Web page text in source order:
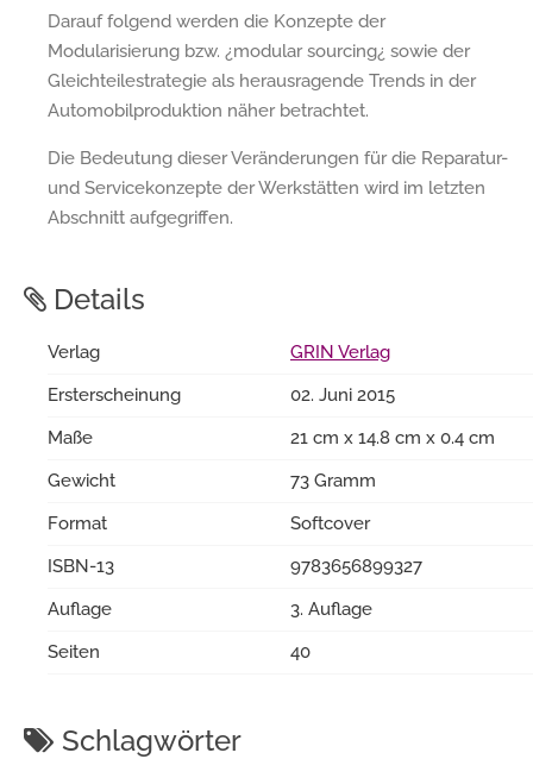
Darauf folgend werden die Konzepte der
Modularisierung bzw. ¿modular sourcing¿ sowie der
Gleichteilestrategie als herausragende Trends in der
Automobilproduktion näher betrachtet.
Die Bedeutung dieser Veränderungen für die Reparatur-
und Servicekonzepte der Werkstätten wird im letzten
Abschnitt aufgegriffen.
Details
Verlag
GRIN Verlag
Ersterscheinung
02. Juni 2015
Maße
21 cm x 14.8 cm x 0.4 cm
Gewicht
73 Gramm
Format
Softcover
ISBN-13
9783656899327
Auflage
3. Auflage
Seiten
40
Schlagwörter